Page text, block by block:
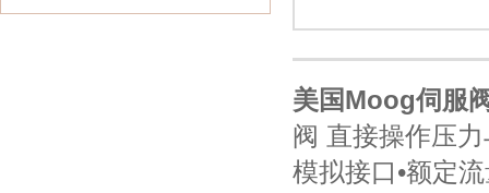
美国Moog伺服
阀 直接操作压
模拟接口•额定